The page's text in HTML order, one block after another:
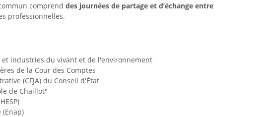
comprend des journées de partage et d’échange entre
professionnelles.
industries du vivant et de l'environnement
de la Cour des Comptes
(CFJA) du Conseil d'État
de Chaillot"